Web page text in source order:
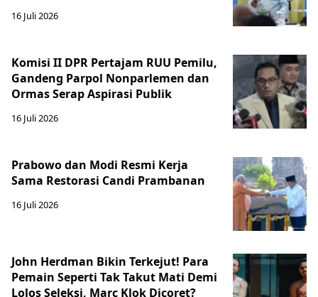
16 Juli 2026
Komisi II DPR Pertajam RUU Pemilu,
Gandeng Parpol Nonparlemen dan
Ormas Serap Aspirasi Publik
16 Juli 2026
Prabowo dan Modi Resmi Kerja
Sama Restorasi Candi Prambanan
16 Juli 2026
John Herdman Bikin Terkejut! Para
Pemain Seperti Tak Takut Mati Demi
Lolos Seleksi, Marc Klok Dicoret?